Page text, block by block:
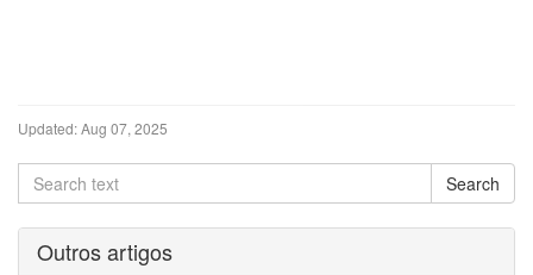
Updated:Aug 07, 2025
Outros artigos